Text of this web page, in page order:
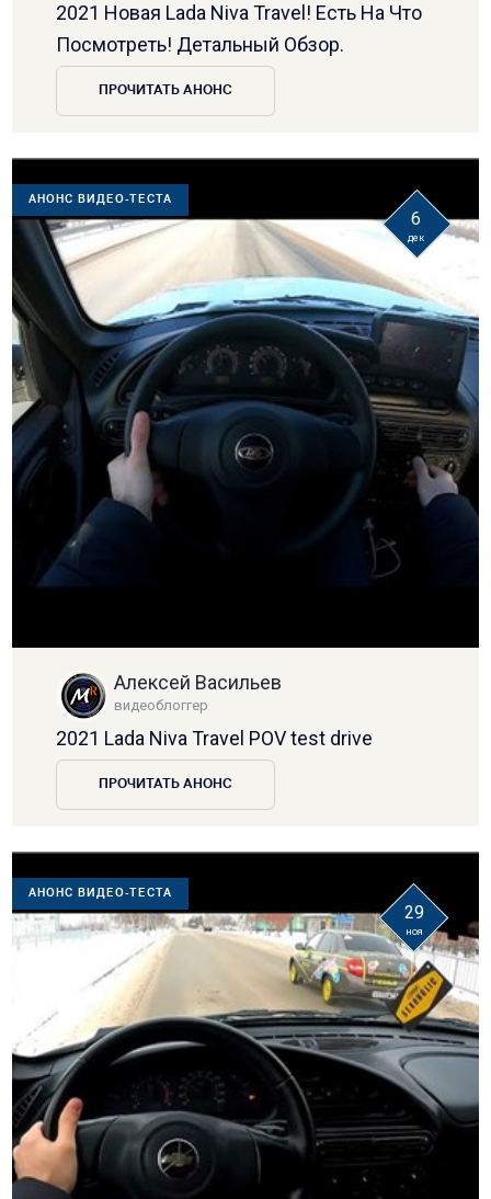
2021 Новая Lada Niva Travel! Есть На Что
Посмотреть! Детальный Обзор.
ПРОЧИТАТЬ АНОНС
АНОНС ВИДЕО-ТЕСТА
6
дек
Алексей Васильев
видеоблоггер
2021 Lada Niva Travel POV test drive
ПРОЧИТАТЬ АНОНС
АНОНС ВИДЕО-ТЕСТА
29
ноя